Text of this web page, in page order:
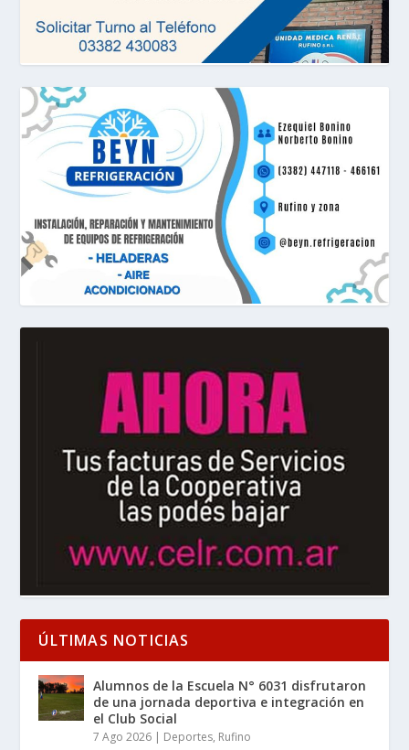
ÚLTIMAS NOTICIAS
Alumnos de la Escuela N° 6031 disfrutaron
de una jornada deportiva e integración en
el Club Social
7 Ago 2026 | Deportes, Rufino